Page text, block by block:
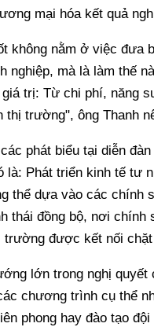
mại hóa kết quả
không nằm ở việc đưa
nghiệp, mà là làm thế
trị: Từ chi phí, năng
thị trường", ông Thanh
phát biểu tại diễn
là: Phát triển kinh tế tư
thể dựa vào các chính
thái đồng bộ, nơi chính
trường được kết nối
lớn trong nghị quyết
chương trình cụ thể
phong hay đào tạo